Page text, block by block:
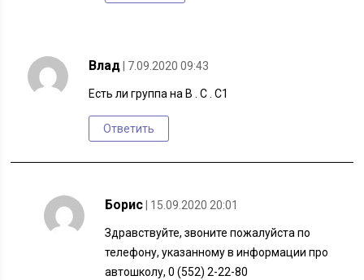
Влад | 7.09.2020 09:43
Есть ли группа на B . C . C1
Ответить
Борис | 15.09.2020 20:01
Здравствуйте, звоните пожалуйста по
телефону, указанному в информации про
автошколу, 0 (552) 2-22-80